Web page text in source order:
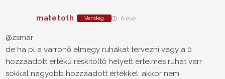
matetoth Vendég 6 éve
@zsmar
de ha pl a varrónő elmegy ruhákat tervezni vagy a 0
hozzáadott értékű réskitöltő helyett értelmes ruhát varr
sokkal nagyobb hozzáadott értékkel, akkor nem